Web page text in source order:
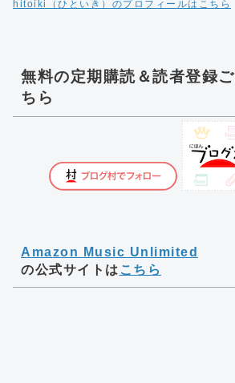
hitoiki（ひといき）のプロフィールはこちら
無料の定期購読＆読者登録
ちら
Amazon Music Unlimited
の公式サイトは こちら